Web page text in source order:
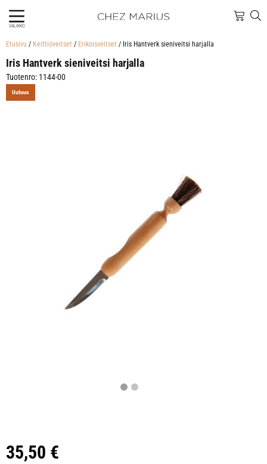
VALIKKO
Etusivu / Keittiöveitset / Erikoisveitset / Iris Hantverk sieniveitsi harjalla
Iris Hantverk sieniveitsi harjalla
Tuotenro: 1144-00
Uutuus
35,50 €